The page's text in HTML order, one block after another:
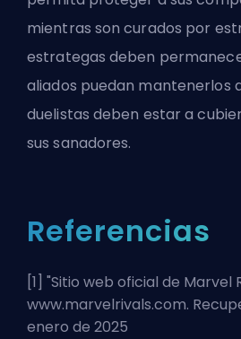
mientras son curados por
estrategas deben
aliados puedan mantenerlos
duelistas deben estar a
sus sanadores.
Referencias
[1] "Sitio web oficial de Marvel
www.marvelrivals.com.
enero de 2025